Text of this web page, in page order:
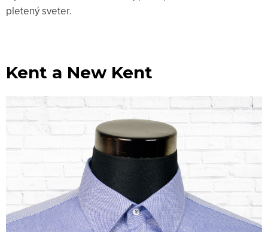
pletený sveter.
Kent a New Kent